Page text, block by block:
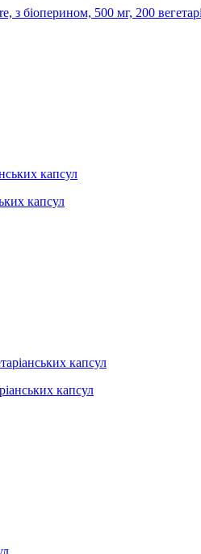
з біоперином, 500 мг, 200
капсул
капсул